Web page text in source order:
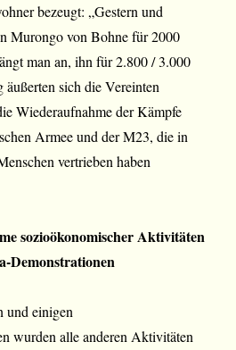
bezeugt: „Gestern und
Murongo von Bohne für 2000
man an, ihn für 2.800 / 3.000
sich die Vereinten
Wiederaufnahme der Kämpfe
Armee und der M23, die in
vertrieben haben
sozioökonomischer Aktivitäten
Demonstrationen
und einigen
wurden alle anderen Aktivitäten